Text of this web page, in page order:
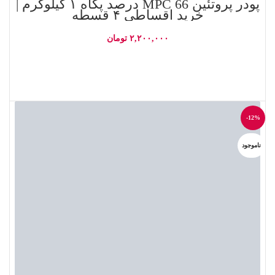
پودر پروتئین MPC 66 درصد پگاه ۱ کیلوگرم |
خرید اقساطی ۴ قسطه
۲,۲۰۰,۰۰۰ تومان
-12%
ناموجود